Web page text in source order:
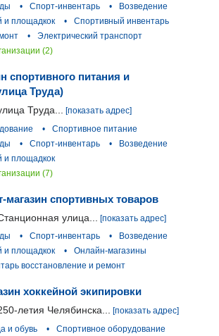
• Спорт-инвентарь •
Возведение
и площадкок
•
Спортивный инвентарь
•
Электрический транспорт
(2)
спортивного питания и
Труда)
Труда...
[показать адрес]
•
Спортивное питание
• Спорт-инвентарь •
Возведение
и площадкок
(7)
магазин спортивных товаров
улица...
[показать адрес]
• Спорт-инвентарь •
Возведение
и площадкок
•
Онлайн-магазины
восстановление и ремонт
хоккейной экипировки
летия Челябинска... [показать адрес]
и обувь •
Спортивное оборудование